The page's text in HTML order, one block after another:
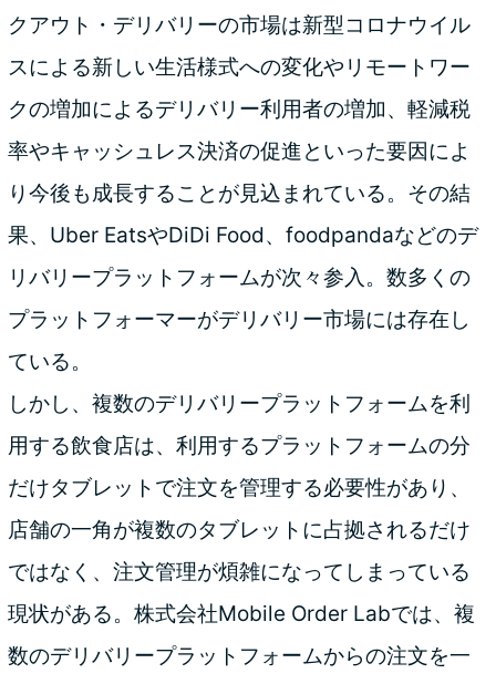
クアウト・デリバリーの市場は新型コロナウイル
スによる新しい生活様式への変化やリモートワー
クの増加によるデリバリー利用者の増加、軽減税
率やキャッシュレス決済の促進といった要因によ
り今後も成長することが見込まれている。その結
果、Uber EatsやDiDi Food、foodpandaなどのデ
リバリープラットフォームが次々参入。数多くの
プラットフォーマーがデリバリー市場には存在し
ている。
しかし、複数のデリバリープラットフォームを利
用する飲食店は、利用するプラットフォームの分
だけタブレットで注文を管理する必要性があり、
店舗の一角が複数のタブレットに占拠されるだけ
ではなく、注文管理が煩雑になってしまっている
現状がある。株式会社Mobile Order Labでは、複
数のデリバリープラットフォームからの注文を一